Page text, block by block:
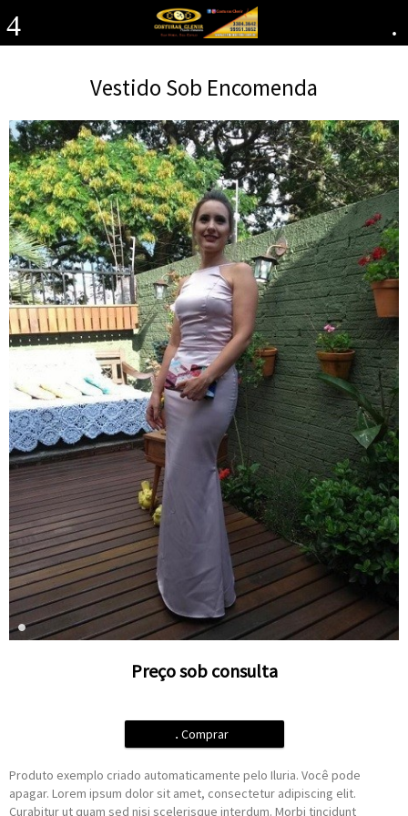
4 .
Vestido Sob Encomenda
Preço sob consulta
. Comprar
Produto exemplo criado automaticamente pelo Iluria. Você pode
apagar. Lorem ipsum dolor sit amet, consectetur adipiscing elit.
Curabitur ut quam sed nisi scelerisque interdum. Morbi tincidunt